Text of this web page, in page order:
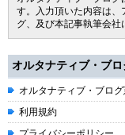
す。入力頂いた内容は、
グ、及び本記事執筆会社
オルタナティブ・ブ
オルタナティブ・ブロ
利用規約